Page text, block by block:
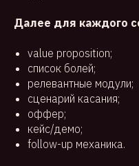
Далее для каждого
value proposition;
список болей;
релевантные модули;
сценарий касания;
оффер;
кейс/демо;
follow-up механика.